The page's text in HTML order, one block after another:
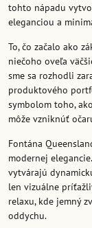
tohto nápadu
eleganciou a
To, čo začalo ako
niečoho oveľa
sme sa rozhodli
produktového
symbolom toho,
môže vzniknúť
Fontána
modernej
vytvárajú
len vizuálne
relaxu, kde jemný
oddychu.